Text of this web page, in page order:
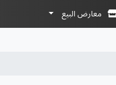
معارض البيع